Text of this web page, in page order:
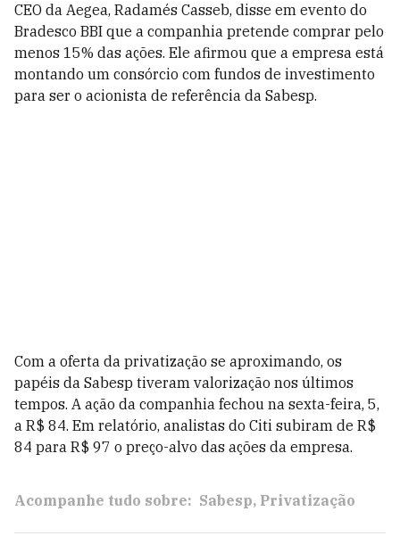
CEO da Aegea, Radamés Casseb, disse em evento do
Bradesco BBI que a companhia pretende comprar pelo
menos 15% das ações. Ele afirmou que a empresa está
montando um consórcio com fundos de investimento
para ser o acionista de referência da Sabesp.
Com a oferta da privatização se aproximando, os
papéis da Sabesp tiveram valorização nos últimos
tempos. A ação da companhia fechou na sexta-feira, 5,
a R$ 84. Em relatório, analistas do Citi subiram de R$
84 para R$ 97 o preço-alvo das ações da empresa.
Acompanhe tudo sobre: Sabesp Privatização